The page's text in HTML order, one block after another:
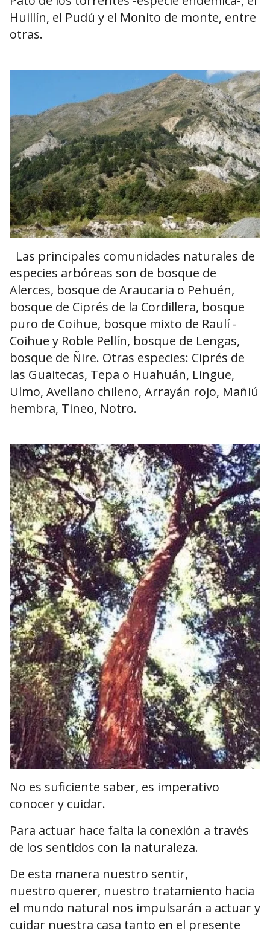
Huillín, el Pudú y el Monito de monte, entre
otras.
Las principales comunidades naturales de
especies arbóreas son de bosque de
Alerces, bosque de Araucaria o Pehuén,
bosque de Ciprés de la Cordillera, bosque
puro de Coihue, bosque mixto de Raulí -
Coihue y Roble Pellín, bosque de Lengas,
bosque de Ñire. Otras especies: Ciprés de
las Guaitecas, Tepa o Huahuán, Lingue,
Ulmo, Avellano chileno, Arrayán rojo, Mañiú
hembra, Tineo, Notro.
No es suficiente saber, es imperativo
conocer y cuidar.
Para actuar hace falta la conexión a través
de los sentidos con la naturaleza.
De esta manera nuestro sentir,
nuestro querer, nuestro tratamiento hacia
el mundo natural nos impulsarán a actuar y
cuidar nuestra casa tanto en el presente